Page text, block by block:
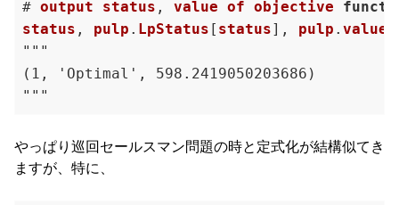
# output status , value of objective
status , pulp . LpStatus [ status], pulp . value
"""
( 1, 'Optimal', 598.2419050203686 )
やっぱり巡回セールスマン問題の時と定式化が結構似てき
ますが、特に、